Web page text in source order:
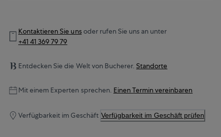
Kontaktieren Sie unsoder rufen Sie uns an unter
+41 41 369 79 79
Entdecken Sie die Welt von Bucherer. Standorte
Mit einem Experten sprechen. Einen Termin vereinbaren
Verfügbarkeit im Geschäft Verfügbarkeit im Geschäft prüfen